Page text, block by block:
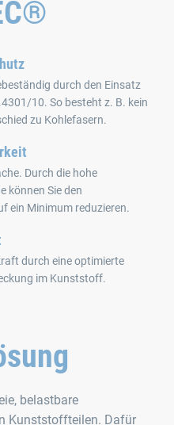
durch den Einsatz
10. So besteht z. B. kein
zu Kohlefasern.
Durch die hohe
können Sie den
ein Minimum reduzieren.
durch eine optimierte
im Kunststoff.
belastbare
Kunststoffteilen. Dafür